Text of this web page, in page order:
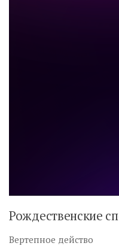
Рождественские
Вертепное действо